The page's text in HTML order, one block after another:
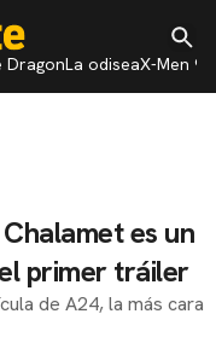
DragonLa odiseaX-Men 97
es un
primer tráiler
de A24, la más cara